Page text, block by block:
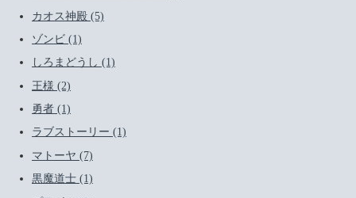
カオス神殿 (5)
ゾンビ (1)
しろまどうし (1)
王様 (2)
勇者 (1)
ラブストーリー (1)
マトーヤ (7)
黒魔道士 (1)